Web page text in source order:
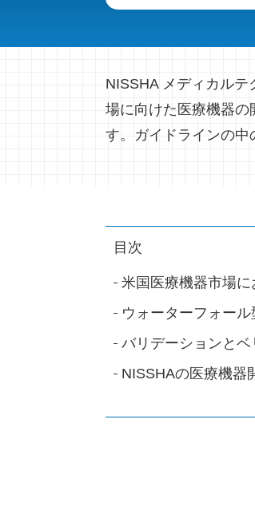
NISSHA メディカル
場に向けた医療機器の
す。ガイドラインの中
目次
米国医療機器市場に
ウォーターフォー
バリデーションと
NISSHAの医療機器